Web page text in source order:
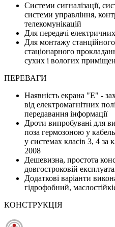
Системи сигналізації,
системи управління,
телекомунікацій
Для передачі
Для монтажу
стаціонарного
сухих і вологих
ПЕРЕВАГИ
Наявність екрана "Е" -
від електромагнітних
передавання інформації
Дроти випробувані для
поза гермозоною у
у системах класів 3, 4
2008
Дешевизна, простота
довгостроковій
Додаткові варіанти
гідрофобний,
КОНСТРУКЦІЯ